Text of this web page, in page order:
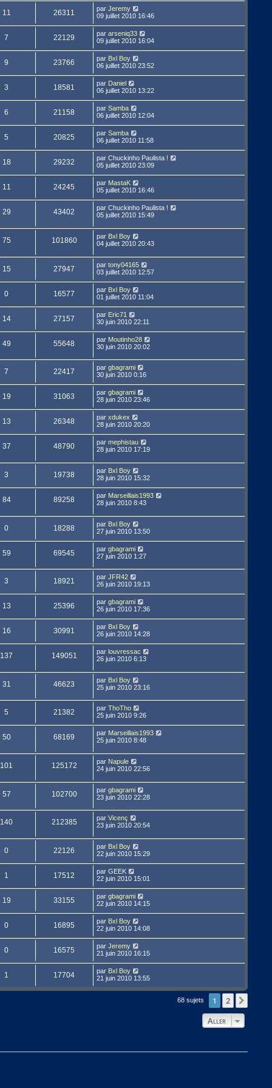
11 26311 par Jeremy
09 juillet 2010 16:46
7 22129 par arseniq33
09 juillet 2010 16:04
9 23766 par Bxl Boy
06 juillet 2010 23:52
3 18581 par Daniel
06 juillet 2010 13:22
6 21158 par Samba
06 juillet 2010 12:04
5 20825 par Samba
06 juillet 2010 11:58
18 29232 par Chuckinho Paulista !
05 juillet 2010 23:09
11 24245 par MastaK
05 juillet 2010 16:46
29 43402 par Chuckinho Paulista !
05 juillet 2010 15:49
75 101860 par Bxl Boy
04 juillet 2010 20:43
15 27947 par tony04165
03 juillet 2010 12:57
0 16577 par Bxl Boy
01 juillet 2010 11:04
14 27157 par Eric71
30 juin 2010 22:11
49 55648 par Moutinho28
30 juin 2010 20:02
7 22417 par gbagrami
30 juin 2010 0:16
19 31063 par gbagrami
28 juin 2010 23:46
13 26348 par xdukex
28 juin 2010 20:20
37 48790 par mephistau
28 juin 2010 17:19
3 19738 par Bxl Boy
28 juin 2010 15:32
84 89258 par Marseillais1993
28 juin 2010 8:43
0 18288 par Bxl Boy
27 juin 2010 13:50
59 69545 par gbagrami
27 juin 2010 1:27
3 18921 par JFR42
26 juin 2010 19:13
13 25396 par gbagrami
26 juin 2010 17:36
16 30991 par Bxl Boy
26 juin 2010 14:28
137 149051 par louvressac
26 juin 2010 6:13
31 46623 par Bxl Boy
25 juin 2010 23:16
5 21382 par ThoTho
25 juin 2010 9:26
50 68169 par Marseillais1993
25 juin 2010 8:48
101 125172 par Napule
24 juin 2010 22:56
57 102700 par gbagrami
23 juin 2010 22:28
140 212385 par Vicenç
23 juin 2010 20:54
0 22126 par Bxl Boy
22 juin 2010 15:29
1 17512 par GEEK
22 juin 2010 15:01
19 33155 par gbagrami
22 juin 2010 14:15
0 16895 par Bxl Boy
22 juin 2010 14:08
0 16575 par Jeremy
21 juin 2010 16:15
1 17704 par Bxl Boy
21 juin 2010 13:55
68 sujets 1 2
Aller